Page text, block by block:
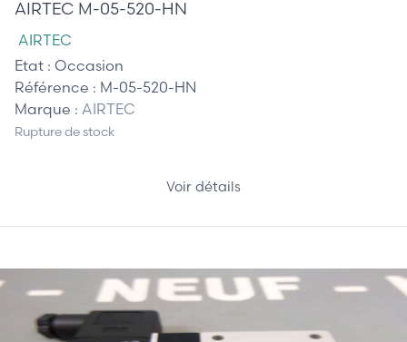
AIRTEC M-05-520-HN
AIRTEC
Etat : Occasion
Référence : M-05-520-HN
Marque : AIRTEC
Rupture de stock
Voir détails